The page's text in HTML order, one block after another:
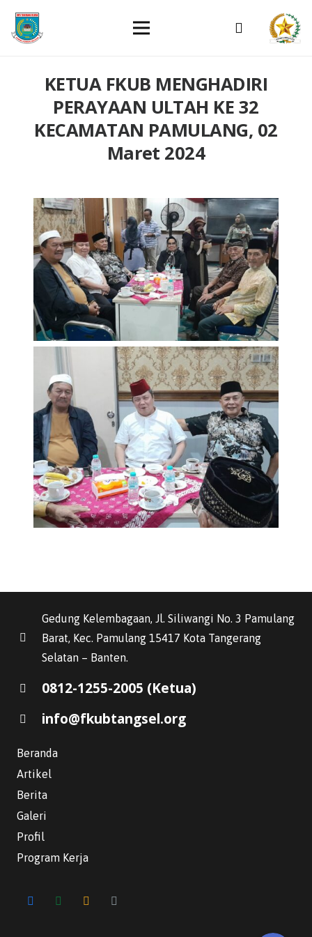
KETUA FKUB MENGHADIRI
PERAYAAN ULTAH KE 32
KECAMATAN PAMULANG, 02
Maret 2024
Gedung Kelembagaan, Jl. Siliwangi No. 3 Pamulang
Barat, Kec. Pamulang 15417 Kota Tangerang
Selatan – Banten.
0812-1255-2005 (Ketua)
info@fkubtangsel.org
Beranda
Artikel
Berita
Galeri
Profil
Program Kerja